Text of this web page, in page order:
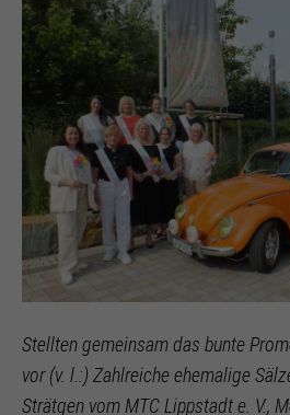
Stellten gemeinsam das bunte
vor (v. l.:) Zahlreiche ehemalige
Strätgen vom MTC Lippstadt e. V.,